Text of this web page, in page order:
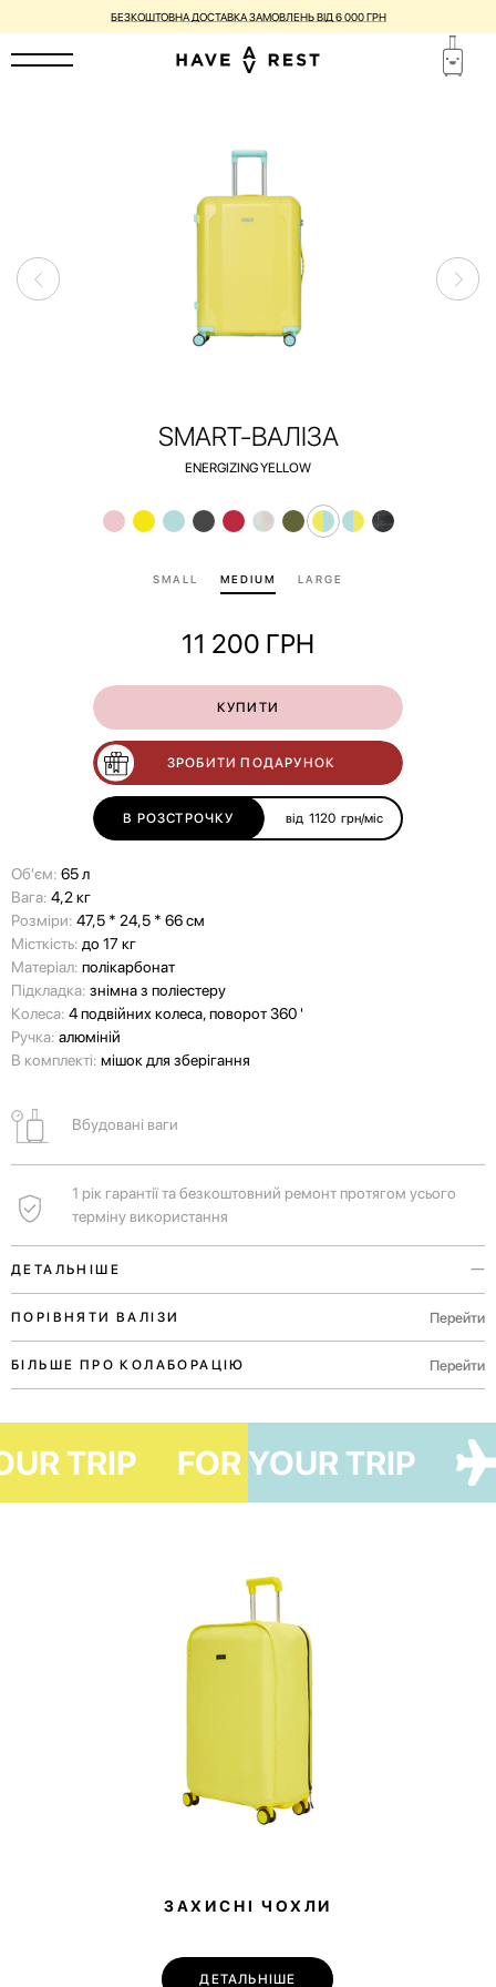
ВАЛІЗИ З НЕДОСКОНАЛОСТЯМИ ЗІ ЗНИЖКОЮ ДО -25%
SMART-ВАЛІЗА
ENERGIZING YELLOW
SMALL MEDIUM LARGE
11 200 ГРН
КУПИТИ
ЗРОБИТИ ПОДАРУНОК
В РОЗСТРОЧКУ від 1120 грн/міс
Об'єм: 65 л
Вага: 4,2 кг
Розміри: 47,5 * 24,5 * 66 см
Місткість: до 17 кг
Матеріал: полікарбонат
Підкладка: знімна з поліестеру
Колеса: 4 подвійних колеса, поворот 360 '
Ручка: алюміній
В комплекті: мішок для зберігання
Вбудовані ваги
1 рік гарантії та безкоштовний ремонт протягом усього
терміну використання
ДЕТАЛЬНІШЕ
Вбудовані ваги допоможуть вам самостійно дізнатись вагу вашого
багажу ще до прибуття в аеропорт.
положенні.
Для незабутніх пригод у Європі тривалістю 4-7 днів.
ПОРІВНЯТИ ВАЛІЗИ Перейти
БІЛЬШЕ ПРО КОЛАБОРАЦІЮ Перейти
YOUR TRIP FOR YOUR TRIP
ЗАХИСНІ ЧОХЛИ
ДЕТАЛЬНІШЕ